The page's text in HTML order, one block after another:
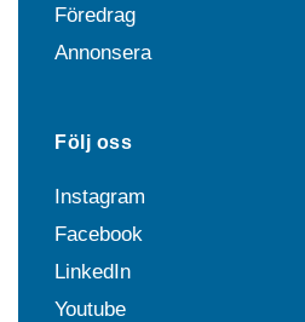
Föredrag
Annonsera
Följ oss
Instagram
Facebook
LinkedIn
Youtube